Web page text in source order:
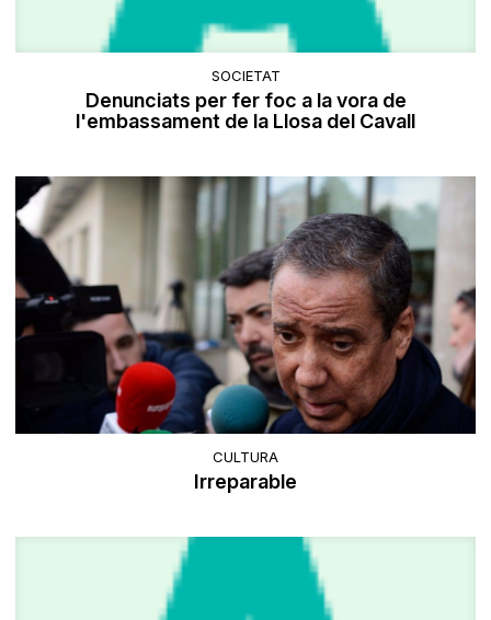
SOCIETAT
Denunciats per fer foc a la vora de
l'embassament de la Llosa del Cavall
CULTURA
Irreparable